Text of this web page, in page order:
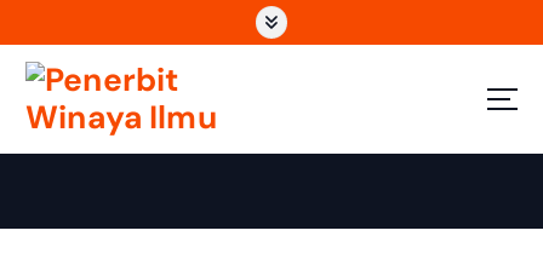
Wahana Insan Berkarya & Berbagi Ilmu